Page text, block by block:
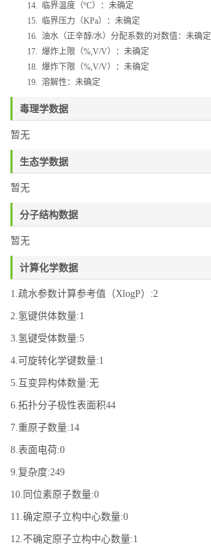
14. 临界温度（ºC）：未确定
15. 临界压力（KPa）：未确定
16. 油水（正辛醇/水）分配系数的对数值：未确定
17. 爆炸上限（%,V/V）：未确定
18. 爆炸下限（%,V/V）：未确定
19. 溶解性：未确定
毒理学数据
暂无
生态学数据
暂无
分子结构数据
暂无
计算化学数据
1.疏水参数计算参考值（XlogP）:2
2.氢键供体数量:1
3.氢键受体数量:5
4.可旋转化学键数量:1
5.互变异构体数量:无
6.拓扑分子极性表面积44
7.重原子数量:14
8.表面电荷:0
9.复杂度:249
10.同位素原子数量:0
11.确定原子立构中心数量:0
12.不确定原子立构中心数量:1